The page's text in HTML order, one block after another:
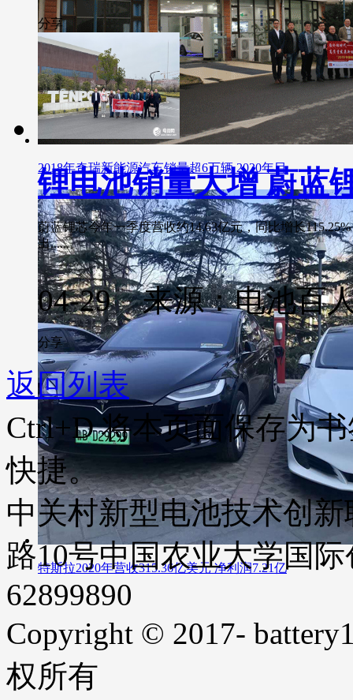
2018年奇瑞新能源汽车销量超6万辆 2020年目
特斯拉2020年营收315.36亿美元 净利润7.21亿
分享
锂电池销量大增 蔚蓝
蔚蓝锂芯今年一季度营收约14.63亿元，同比增长
出......
04-29 来源：电池百
分享
返回列表
Ctrl+D将本页面保存为
快捷。
中关村新型电池技术创
路10号中国农业大学国
62899890
Copyright © 2017-
权所有